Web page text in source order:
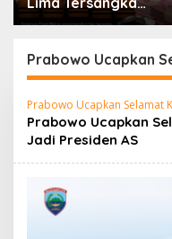
Korupsi Proyek Air
Miliar
Prabowo Ucapkan
Prabowo Ucapkan Selamat
Prabowo Ucapkan
Jadi Presiden AS